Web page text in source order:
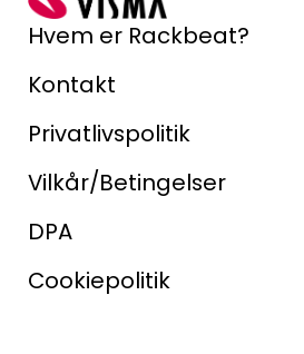
Hvem er Rackbeat?
Kontakt
Privatlivspolitik
Vilkår/Betingelser
DPA
Cookiepolitik